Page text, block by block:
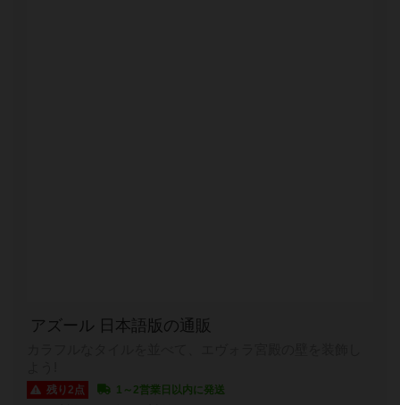
アズール 日本語版の通販
残り2点
1～2営業日以内に発送